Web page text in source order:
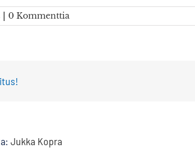
0 Kommenttia
Jukka Kopra